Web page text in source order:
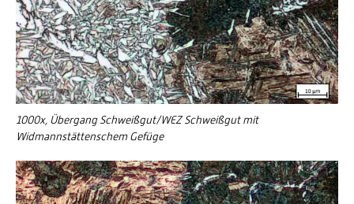
1000x, Übergang Schweißgut/WEZ Schweißgut mit
Widmannstättenschem Gefüge